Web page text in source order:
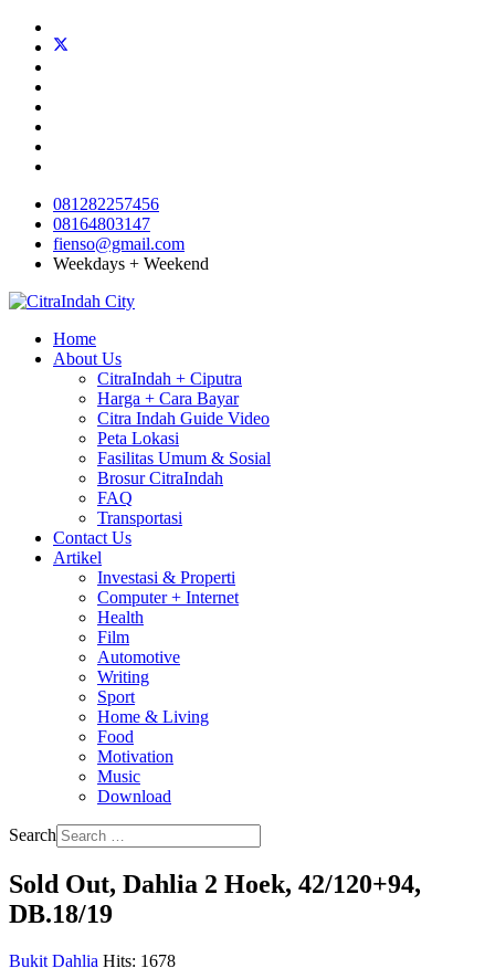
081282257456
08164803147
fienso@gmail.com
Weekdays + Weekend
Home
About Us
CitraIndah + Ciputra
Harga + Cara Bayar
Citra Indah Guide Video
Peta Lokasi
Fasilitas Umum & Sosial
Brosur CitraIndah
FAQ
Transportasi
Contact Us
Artikel
Investasi & Properti
Computer + Internet
Health
Film
Automotive
Writing
Sport
Home & Living
Food
Motivation
Music
Download
Search
Sold Out, Dahlia 2 Hoek, 42/120+94,
DB.18/19
Bukit Dahlia Hits: 1678